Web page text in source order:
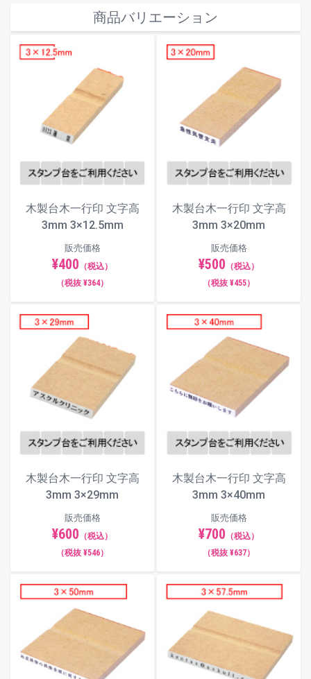
仕様
文字数またはサイズを調整してくださ
別途スタンプ台をご使用ください。ス
タンプ台は
からご注文いただけ
ます。
※ゴム印の特性上、余白にインクが付
着しますと押印時にインクが写りこん
でしまう可能性がございますので予め
ご承知おきください。
角ゴシック体
商品バリエーション
木製台木一行印 文字高
3mm 3×12.5mm
販売価格
¥400 （税込）
（税抜 ¥364）
木製台木一行印 文字高
3mm 3×20mm
販売価格
¥500 （税込）
（税抜 ¥455）
木製台木一行印 文字高
3mm 3×29mm
販売価格
¥600 （税込）
（税抜 ¥546）
木製台木一行印 文字高
3mm 3×40mm
販売価格
¥700 （税込）
（税抜 ¥637）